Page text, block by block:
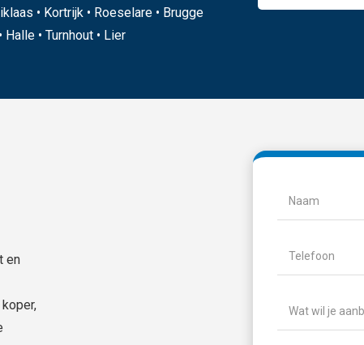
• Kortrijk • Roeselare • Brugge
• Turnhout • Lier
en